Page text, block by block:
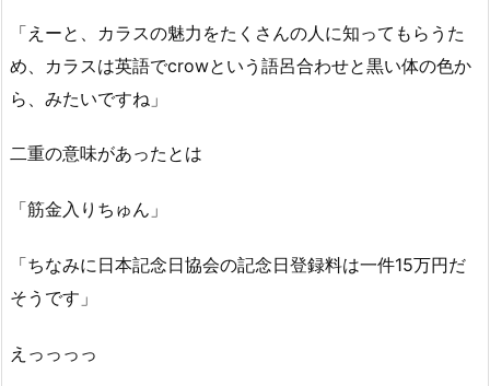
「えーと、カラスの魅力をたくさんの人に知ってもらうた
め、カラスは英語でcrowという語呂合わせと黒い体の色か
ら、みたいですね」
二重の意味があったとは
「筋金入りちゅん」
「ちなみに日本記念日協会の記念日登録料は一件15万円だ
そうです」
えっっっっ